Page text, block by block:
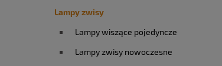
Lampy zwisy
Lampy wiszące pojedyncze
Lampy zwisy nowoczesne